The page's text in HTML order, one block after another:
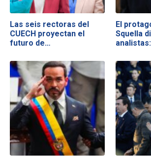
Las seis rectoras del
CUECH proyectan el
futuro de…
El
Squella